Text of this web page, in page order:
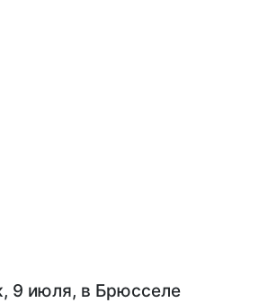
9 июля, в Брюсселе